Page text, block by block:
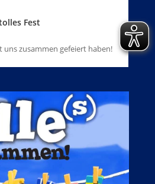
Fest
uns zusammen gefeiert haben!